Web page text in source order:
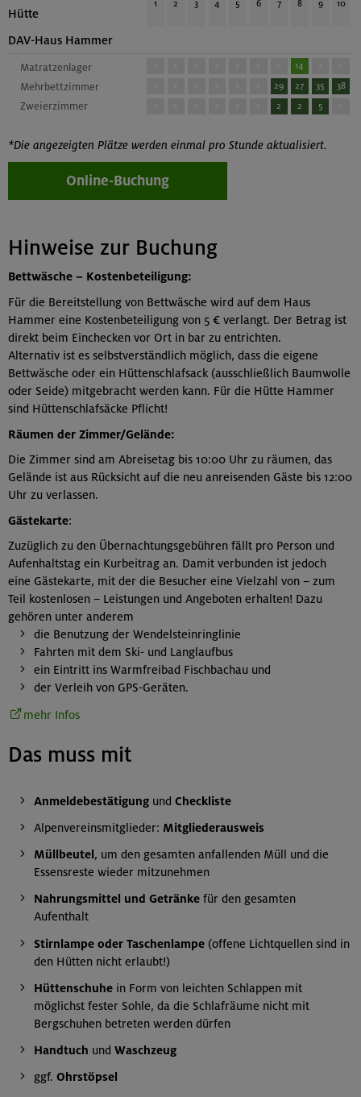
Hütte
1 2 3 4 5 6 7 8 9 10
DAV-Haus Hammer
Matratzenlager
Mehrbettzimmer
Zweierzimmer
29
2
14
27
2
35
5
38
*Die angezeigten Plätze werden einmal pro Stunde aktualisiert.
Online-Buchung
Hinweise zur Buchung
Bettwäsche – Kostenbeteiligung:
Für die Bereitstellung von Bettwäsche wird auf dem Haus
Hammer eine Kostenbeteiligung von 5 € verlangt. Der Betrag ist
direkt beim Einchecken vor Ort in bar zu entrichten.
Alternativ ist es selbstverständlich möglich, dass die eigene
Bettwäsche oder ein Hüttenschlafsack (ausschließlich Baumwolle
oder Seide) mitgebracht werden kann. Für die Hütte Hammer
sind Hüttenschlafsäcke Pflicht!
Räumen der Zimmer/Gelände:
Die Zimmer sind am Abreisetag bis 10:00 Uhr zu räumen, das
Gelände ist aus Rücksicht auf die neu anreisenden Gäste bis 12:00
Uhr zu verlassen.
Gästekarte:
Zuzüglich zu den Übernachtungsgebühren fällt pro Person und
Aufenhaltstag ein Kurbeitrag an. Damit verbunden ist jedoch
eine Gästekarte, mit der die Besucher eine Vielzahl von – zum
Teil kostenlosen – Leistungen und Angeboten erhalten! Dazu
gehören unter anderem
die Benutzung der Wendelsteinringlinie
Fahrten mit dem Ski- und Langlaufbus
ein Eintritt ins Warmfreibad Fischbachau und
der Verleih von GPS-Geräten.
mehr Infos
Das muss mit
Anmeldebestätigung und Checkliste
Alpenvereinsmitglieder: Mitgliederausweis
Müllbeutel, um den gesamten anfallenden Müll und die
Essensreste wieder mitzunehmen
Nahrungsmittel und Getränke für den gesamten
Aufenthalt
Stirnlampe oder Taschenlampe (offene Lichtquellen sind in
den Hütten nicht erlaubt!)
Hüttenschuhe in Form von leichten Schlappen mit
möglichst fester Sohle, da die Schlafräume nicht mit
Bergschuhen betreten werden dürfen
Handtuch und Waschzeug
ggf. Ohrstöpsel